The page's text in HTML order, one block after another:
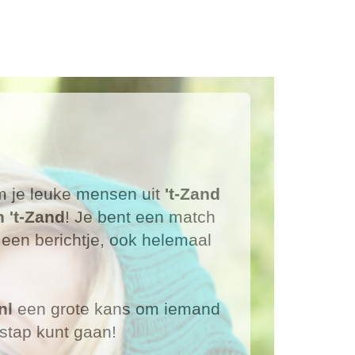
je leuke mensen uit 't-Zand
't-Zand! Je bent een match
berichtje, ook helemaal
een grote kans om iemand
kunt gaan!